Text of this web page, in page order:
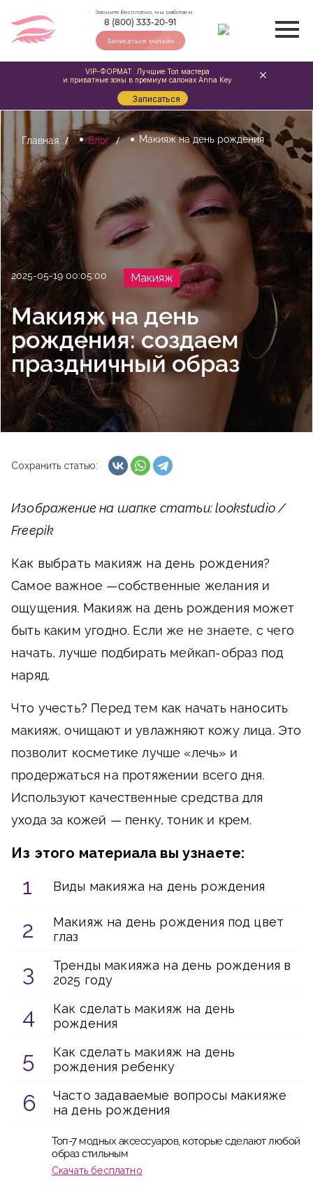
Звоните бесплатно, мы работаем
8 (800) 333-20-91
Записаться онлайн
Главная Блог Макияж на день рождения
2025-05-19 00:05:00 Макияж
Макияж на день
рождения: создаем
праздничный образ
Сохранить статью:
Изображение на шапке статьи: lookstudio /
Freepik
Как выбрать макияж на день рождения?
Самое важное —собственные желания и
ощущения. Макияж на день рождения может
быть каким угодно. Если же не знаете, с чего
начать, лучше подбирать мейкап-образ под
наряд.
Что учесть? Перед тем как начать наносить
макияж, очищают и увлажняют кожу лица. Это
позволит косметике лучше «лечь» и
продержаться на протяжении всего дня.
Используют качественные средства для
ухода за кожей — пенку, тоник и крем.
Из этого материала вы узнаете:
Виды макияжа на день рождения
Макияж на день рождения под цвет
глаз
Тренды макияжа на день рождения в
2025 году
Как сделать макияж на день
рождения
Как сделать макияж на день
рождения ребенку
Часто задаваемые вопросы макияже
на день рождения
Топ-7 модных аксессуаров, которые сделают любой
образ стильным
Скачать бесплатно
VIP-ФОРМАТ: Лучшие Топ мастера
и приватные зоны в премиум салонах Anna Key
Записаться